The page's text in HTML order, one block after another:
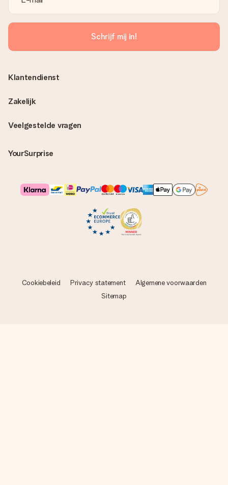
Schrijf mij in!
Veelgestelde vragen
YourSurprise
Klantendienst
Zakelijk
Cookiebeleid Privacy statement
Algemene voorwaarden
Sitemap